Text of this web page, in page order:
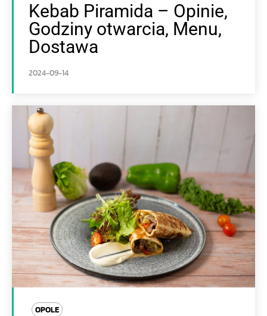
Kebab Piramida – Opinie,
Godziny otwarcia, Menu,
Dostawa
2024-09-14
OPOLE